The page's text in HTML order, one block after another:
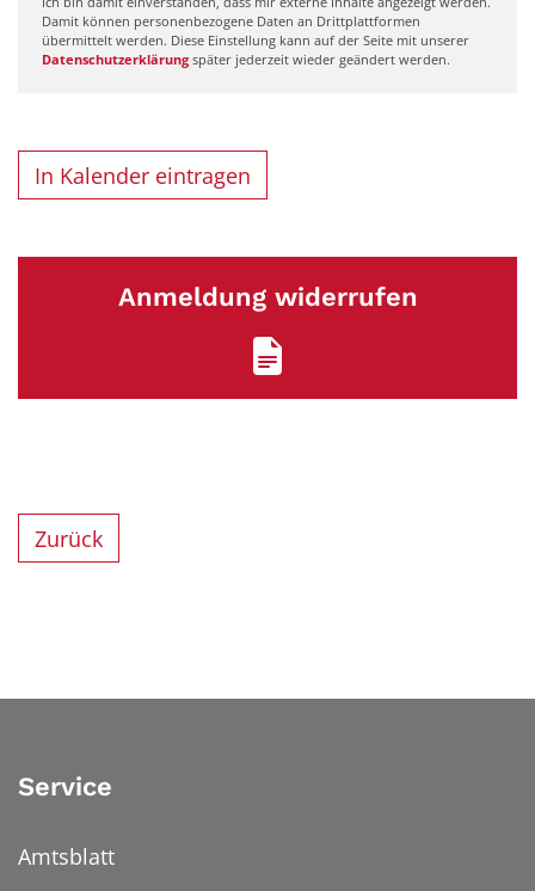
Damit können personenbezogene Daten an Drittplattformen
übermittelt werden. Diese Einstellung kann auf der Seite mit unserer
Datenschutzerklärung später jederzeit wieder geändert werden.
In Kalender eintragen
Anmeldung widerrufen
Zurück
Service
Amtsblatt